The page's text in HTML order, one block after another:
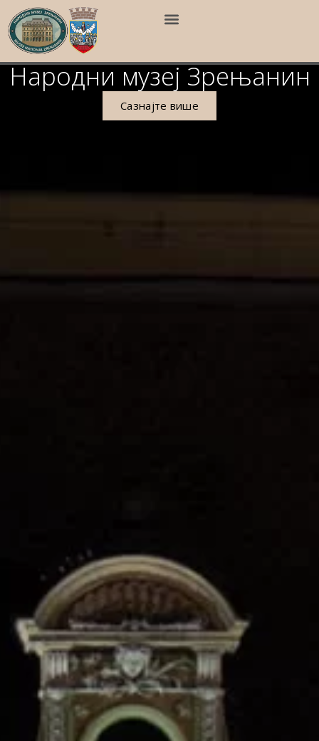
Народни музеј Зрењанин
Сазнајте више